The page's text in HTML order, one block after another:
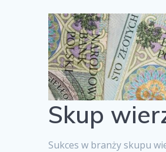
Skup
Sukces w branży skupu